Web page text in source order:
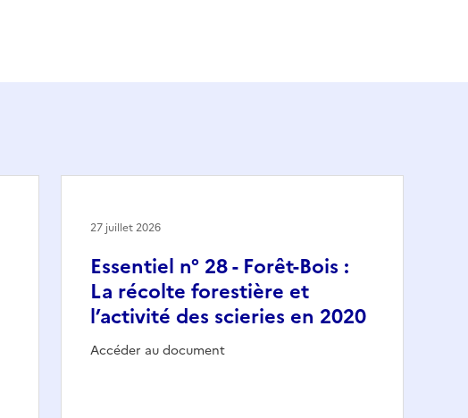
Essentiel n° 28 - Forêt-Bois :
La récolte forestière et
l’activité des scieries en 2020
Accéder au document
27 juillet 2026